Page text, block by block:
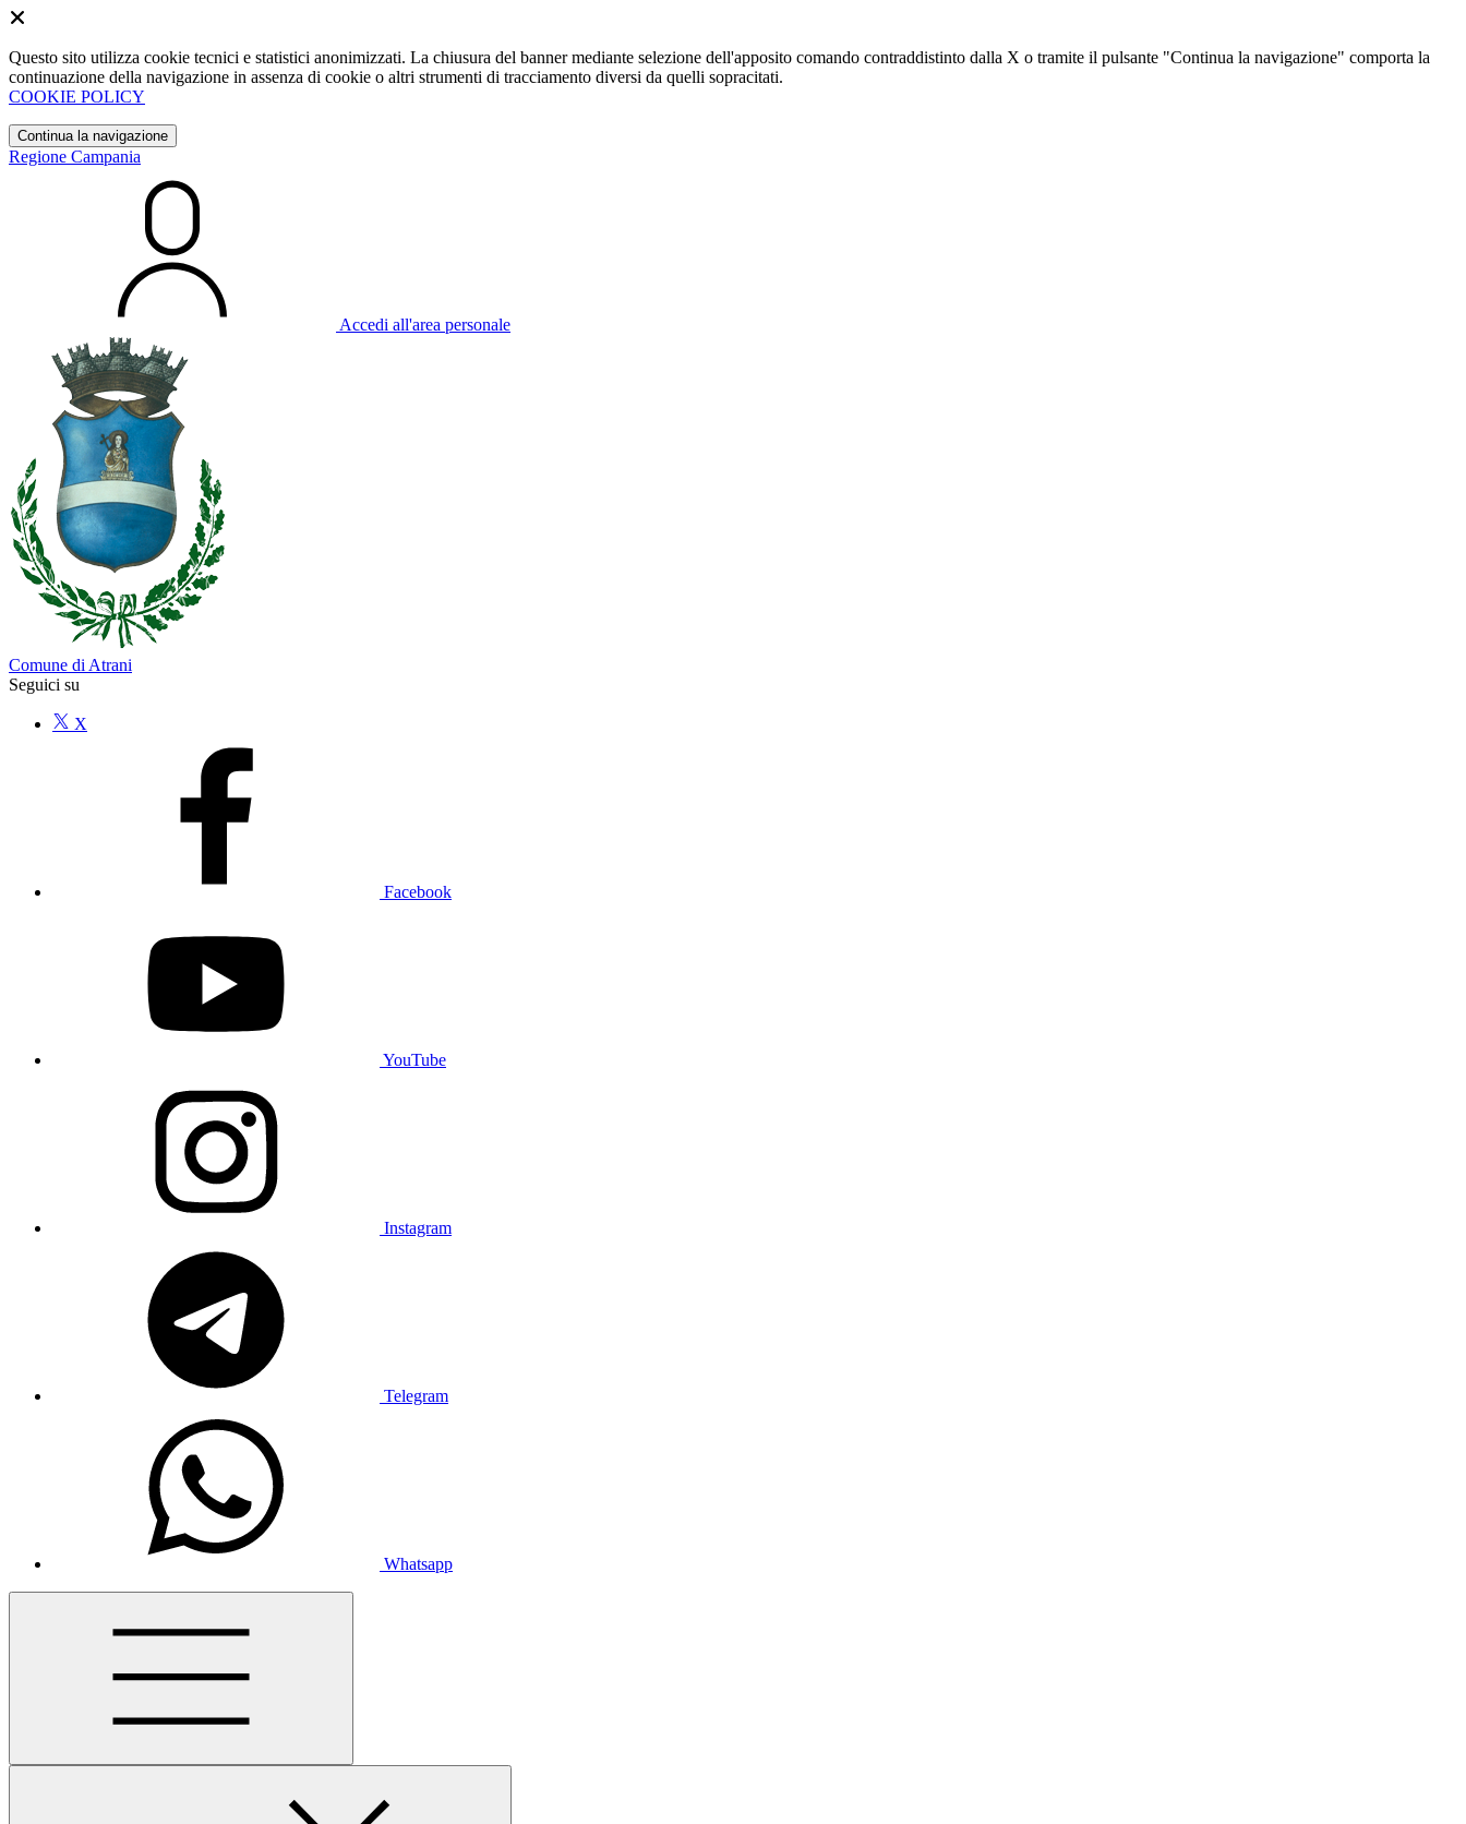
Questo sito utilizza cookie tecnici e statistici anonimizzati. La chiusura del banner mediante selezione dell'apposito comando contraddistinto dalla X o tramite il pulsante "Continua la navigazione" comporta la
continuazione della navigazione in assenza di cookie o altri strumenti di tracciamento diversi da quelli sopracitati.
COOKIE POLICY
Continua la navigazione
Regione Campania
Accedi all'area personale
Comune di Atrani
Seguici su
X
Facebook
YouTube
Instagram
Telegram
Whatsapp